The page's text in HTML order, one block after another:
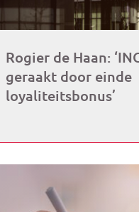
Rogier de Haan:
geraakt door einde
loyaliteitsbonus’